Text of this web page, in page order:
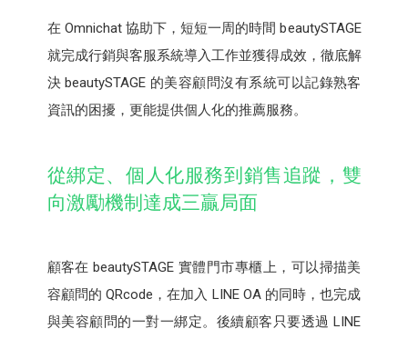
在 Omnichat 協助下，短短一周的時間 beautySTAGE
就完成行銷與客服系統導入工作並獲得成效，徹底解
決 beautySTAGE 的美容顧問沒有系統可以記錄熟客
資訊的困擾，更能提供個人化的推薦服務。
從綁定、個人化服務到銷售追蹤，雙
向激勵機制達成三贏局面
顧客在 beautySTAGE 實體門市專櫃上，可以掃描美
容顧問的 QRcode，在加入 LINE OA 的同時，也完成
與美容顧問的一對一綁定。後續顧客只要透過 LINE